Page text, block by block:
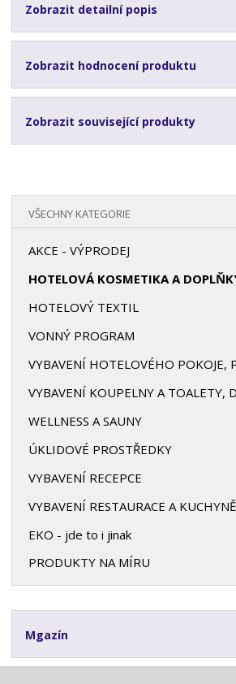
Zobrazit detailní popis
Zobrazit hodnocení produktu
Zobrazit související produkty
VŠECHNY KATEGORIE
AKCE - VÝPRODEJ
HOTELOVÁ KOSMETIKA A
HOTELOVÝ TEXTIL
VONNÝ PROGRAM
VYBAVENÍ HOTELOVÉHO POKOJE,
VYBAVENÍ KOUPELNY A TOALETY,
WELLNESS A SAUNY
ÚKLIDOVÉ PROSTŘEDKY
VYBAVENÍ RECEPCE
VYBAVENÍ RESTAURACE A KUCHYNĚ
EKO - jde to i jinak
PRODUKTY NA MÍRU
Mgazín